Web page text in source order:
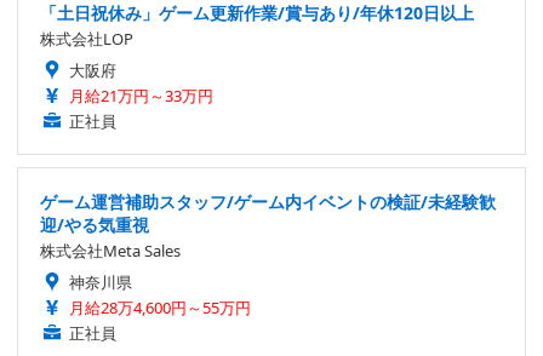
「土日祝休み」ゲーム更新作業/賞与あり/年休120日以上
株式会社LOP
大阪府
月給21万円～33万円
正社員
ゲーム運営補助スタッフ/ゲーム内イベントの検証/未経験歓
迎/やる気重視
株式会社Meta Sales
神奈川県
月給28万4,600円～55万円
正社員